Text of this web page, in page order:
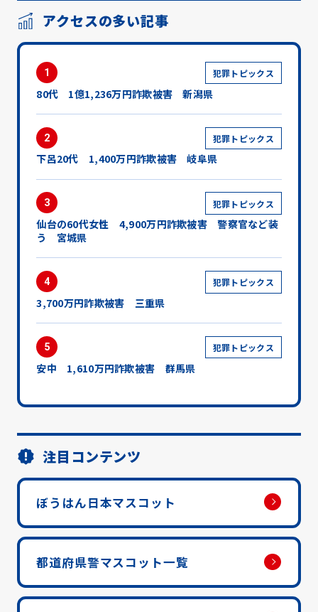
アクセスの多い記事
1 犯罪トピックス
80代 1億1,236万円詐欺被害 新潟県
2 犯罪トピックス
下呂20代 1,400万円詐欺被害 岐阜県
3 犯罪トピックス
仙台の60代女性 4,900万円詐欺被害 警察官など装
う 宮城県
4 犯罪トピックス
3,700万円詐欺被害 三重県
5 犯罪トピックス
安中 1,610万円詐欺被害 群馬県
注目コンテンツ
ぼうはん日本マスコット
都道府県警マスコット一覧